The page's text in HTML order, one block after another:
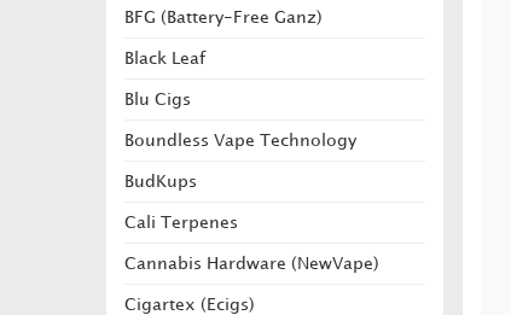
BFG (Battery-Free Ganz)
Black Leaf
Blu Cigs
Boundless Vape Technology
BudKups
Cali Terpenes
Cannabis Hardware (NewVape)
Cigartex (Ecigs)